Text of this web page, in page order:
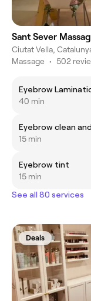
Sant Sever
Ciutat Vella,
Massage • 502
Eyebrow
40 min
Eyebrow clean
15 min
Eyebrow tint
15 min
See all 80 services
Deals